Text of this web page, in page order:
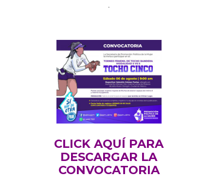
.
CLICK AQUÍ PARA
DESCARGAR LA
CONVOCATORIA